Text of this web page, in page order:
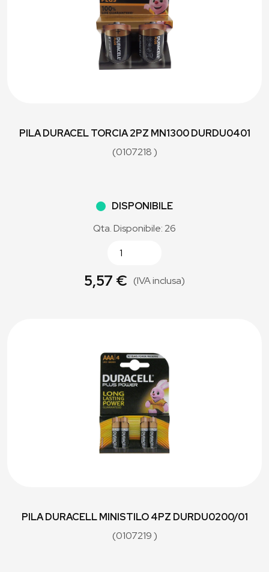
PILA DURACEL TORCIA 2PZ MN1300 DURDU0401
(0107218 )
DISPONIBILE
Qta. Disponibile: 26
5,57 € (IVA inclusa)
PILA DURACELL MINISTILO 4PZ DURDU0200/01
(0107219 )